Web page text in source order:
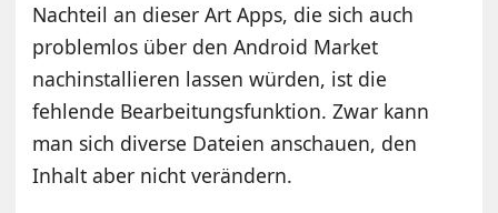
Nachteil an dieser Art Apps, die sich auch
problemlos über den Android Market
nachinstallieren lassen würden, ist die
fehlende Bearbeitungsfunktion. Zwar kann
man sich diverse Dateien anschauen, den
Inhalt aber nicht verändern.